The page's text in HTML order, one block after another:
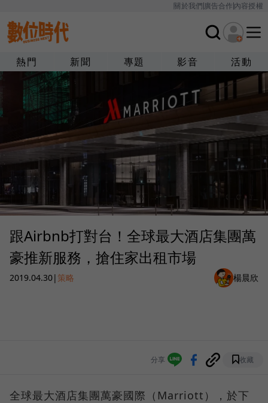
關於我們廣告合作內容授權
熱門 新聞 專題 影音 活動
跟Airbnb打對台！全球最大酒店集團萬
豪推新服務，搶住家出租市場
2019.04.30| 策略 楊晨欣
分享 收藏
全球最大酒店集團萬豪國際（Marriott），於下